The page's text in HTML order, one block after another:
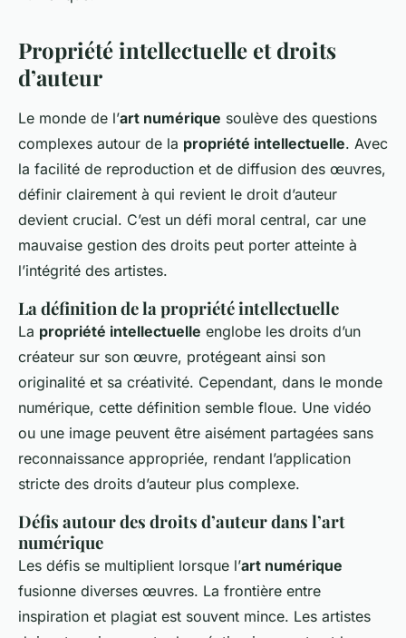
Propriété intellectuelle et droits
d’auteur
Le monde de l’art numérique soulève des questions
complexes autour de la propriété intellectuelle. Avec
la facilité de reproduction et de diffusion des œuvres,
définir clairement à qui revient le droit d’auteur
devient crucial. C’est un défi moral central, car une
mauvaise gestion des droits peut porter atteinte à
l’intégrité des artistes.
La définition de la propriété intellectuelle
La propriété intellectuelle englobe les droits d’un
créateur sur son œuvre, protégeant ainsi son
originalité et sa créativité. Cependant, dans le monde
numérique, cette définition semble floue. Une vidéo
ou une image peuvent être aisément partagées sans
reconnaissance appropriée, rendant l’application
stricte des droits d’auteur plus complexe.
Défis autour des droits d’auteur dans l’art
numérique
Les défis se multiplient lorsque l’art numérique
fusionne diverses œuvres. La frontière entre
inspiration et plagiat est souvent mince. Les artistes